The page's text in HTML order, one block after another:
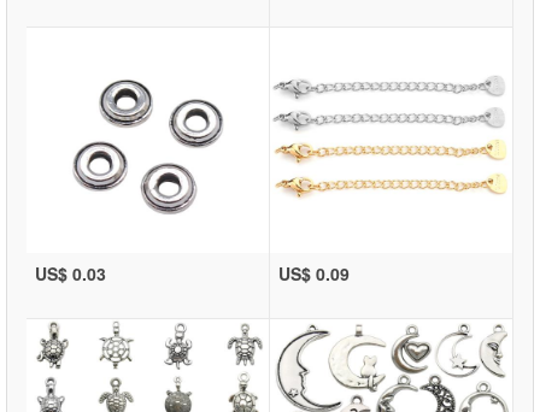
US$ 0.03 US$ 0.09